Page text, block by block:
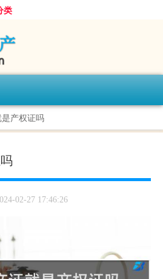
类
产权证吗
02-27 17:46:26